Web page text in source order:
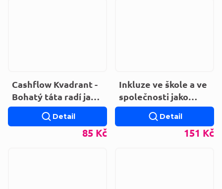
Cashflow Kvadrant -
Bohatý táta radí jak
investovat
85 Kč
Detail
Inkluze ve škole a ve
společnosti jako
interdisciplinární
151 Kč
Detail